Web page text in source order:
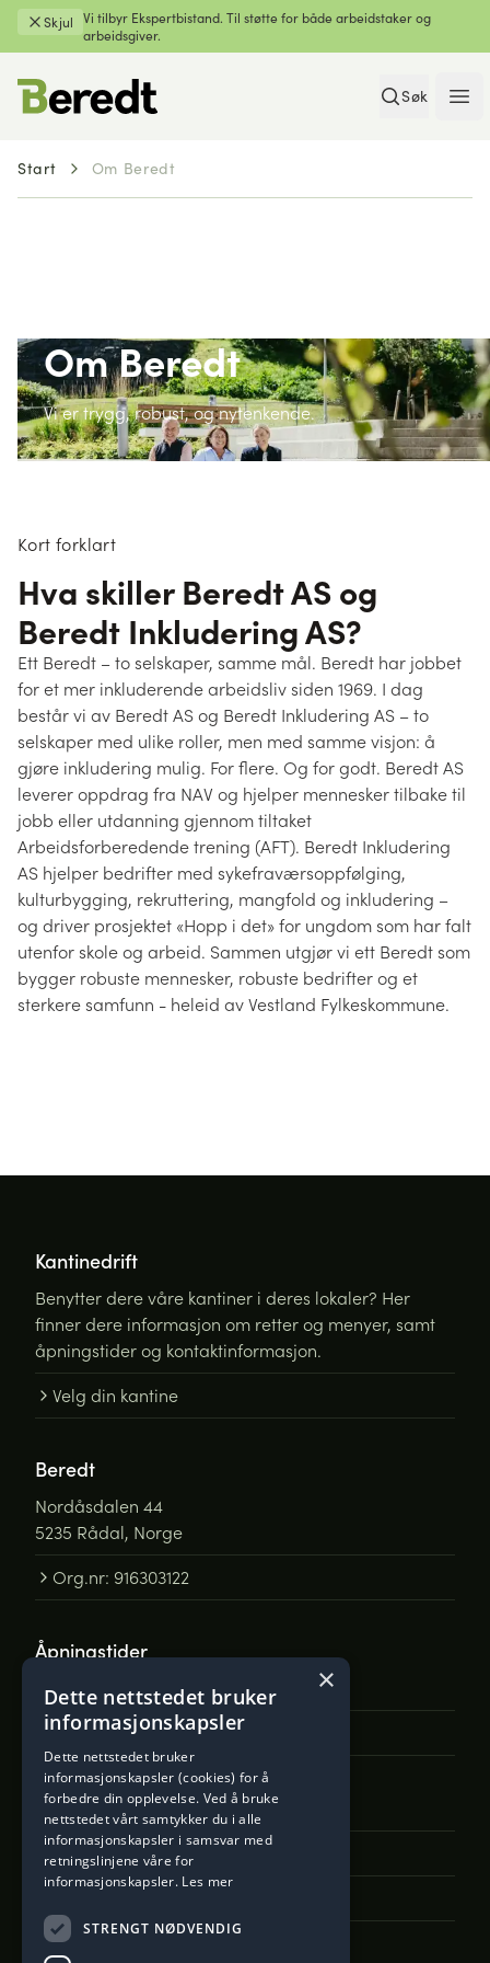
Skjul
Vi tilbyr Ekspertbistand. Til støtte for både arbeidstaker og
arbeidsgiver.
Søk
Start Om Beredt
Om Beredt
Vi er trygg, robust, og nytenkende.
Kort forklart
Hva skiller Beredt AS og
Beredt Inkludering AS?
Ett Beredt – to selskaper, samme mål. Beredt har jobbet
for et mer inkluderende arbeidsliv siden 1969. I dag
består vi av Beredt AS og Beredt Inkludering AS – to
selskaper med ulike roller, men med samme visjon: å
gjøre inkludering mulig. For flere. Og for godt. Beredt AS
leverer oppdrag fra NAV og hjelper mennesker tilbake til
jobb eller utdanning gjennom tiltaket
Arbeidsforberedende trening (AFT). Beredt Inkludering
AS hjelper bedrifter med sykefraværsoppfølging,
kulturbygging, rekruttering, mangfold og inkludering –
og driver prosjektet «Hopp i det» for ungdom som har falt
utenfor skole og arbeid. Sammen utgjør vi ett Beredt som
bygger robuste mennesker, robuste bedrifter og et
sterkere samfunn - heleid av Vestland Fylkeskommune.
Kantinedrift
Benytter dere våre kantiner i deres lokaler? Her
finner dere informasjon om retter og menyer, samt
åpningstider og kontaktinformasjon.
Velg din kantine
Beredt
Nordåsdalen 44
5235 Rådal, Norge
Org.nr: 916303122
Åpningstider
Man - Fre: 0800 til 15:00
Åpne Google Maps
Ta kontakt
Telefon: +47 55 36 26 00
×
Dette nettstedet bruker
informasjonskapsler
Dette nettstedet bruker
informasjonskapsler (cookies) for å
forbedre din opplevelse. Ved å bruke
nettstedet vårt samtykker du i alle
informasjonskapsler i samsvar med
retningslinjene våre for
informasjonskapsler. Les mer
STRENGT NØDVENDIG